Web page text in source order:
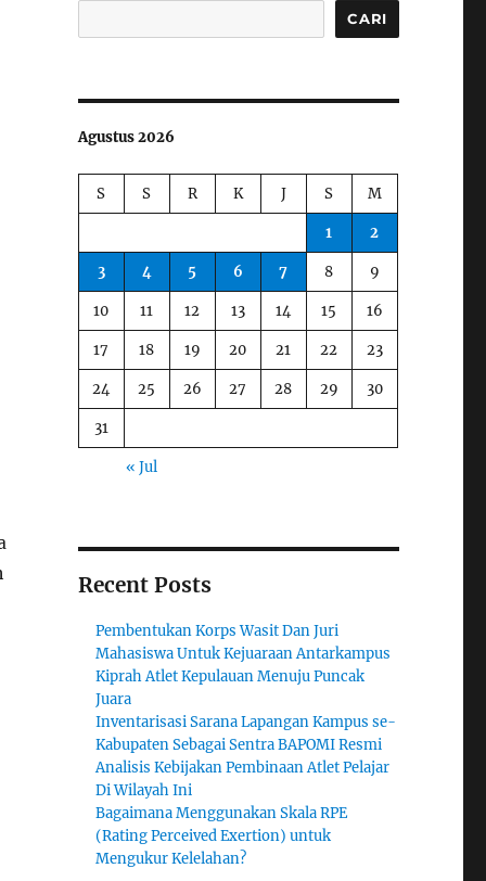
CARI
Agustus 2026
S S R K J S M
1 2
3 4 5 6 7 8 9
10 11 12 13 14 15 16
17 18 19 20 21 22 23
24 25 26 27 28 29 30
31
« Jul
Recent Posts
Pembentukan Korps Wasit Dan Juri
Mahasiswa Untuk Kejuaraan Antarkampus
Kiprah Atlet Kepulauan Menuju Puncak
Juara
Inventarisasi Sarana Lapangan Kampus se-
Kabupaten Sebagai Sentra BAPOMI Resmi
Analisis Kebijakan Pembinaan Atlet Pelajar
Di Wilayah Ini
Bagaimana Menggunakan Skala RPE
(Rating Perceived Exertion) untuk
Mengukur Kelelahan?